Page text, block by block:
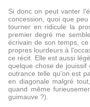
Si donc on peut vanter
concession, quoi que
tourner en ridicule la
premier degré me
écrivain de son temps,
propres lourdeurs à
ce récit. Elle est aussi
quelque chose de
outrance telle qu'on est
en diagonale malgré
quand même
guimauve ?).